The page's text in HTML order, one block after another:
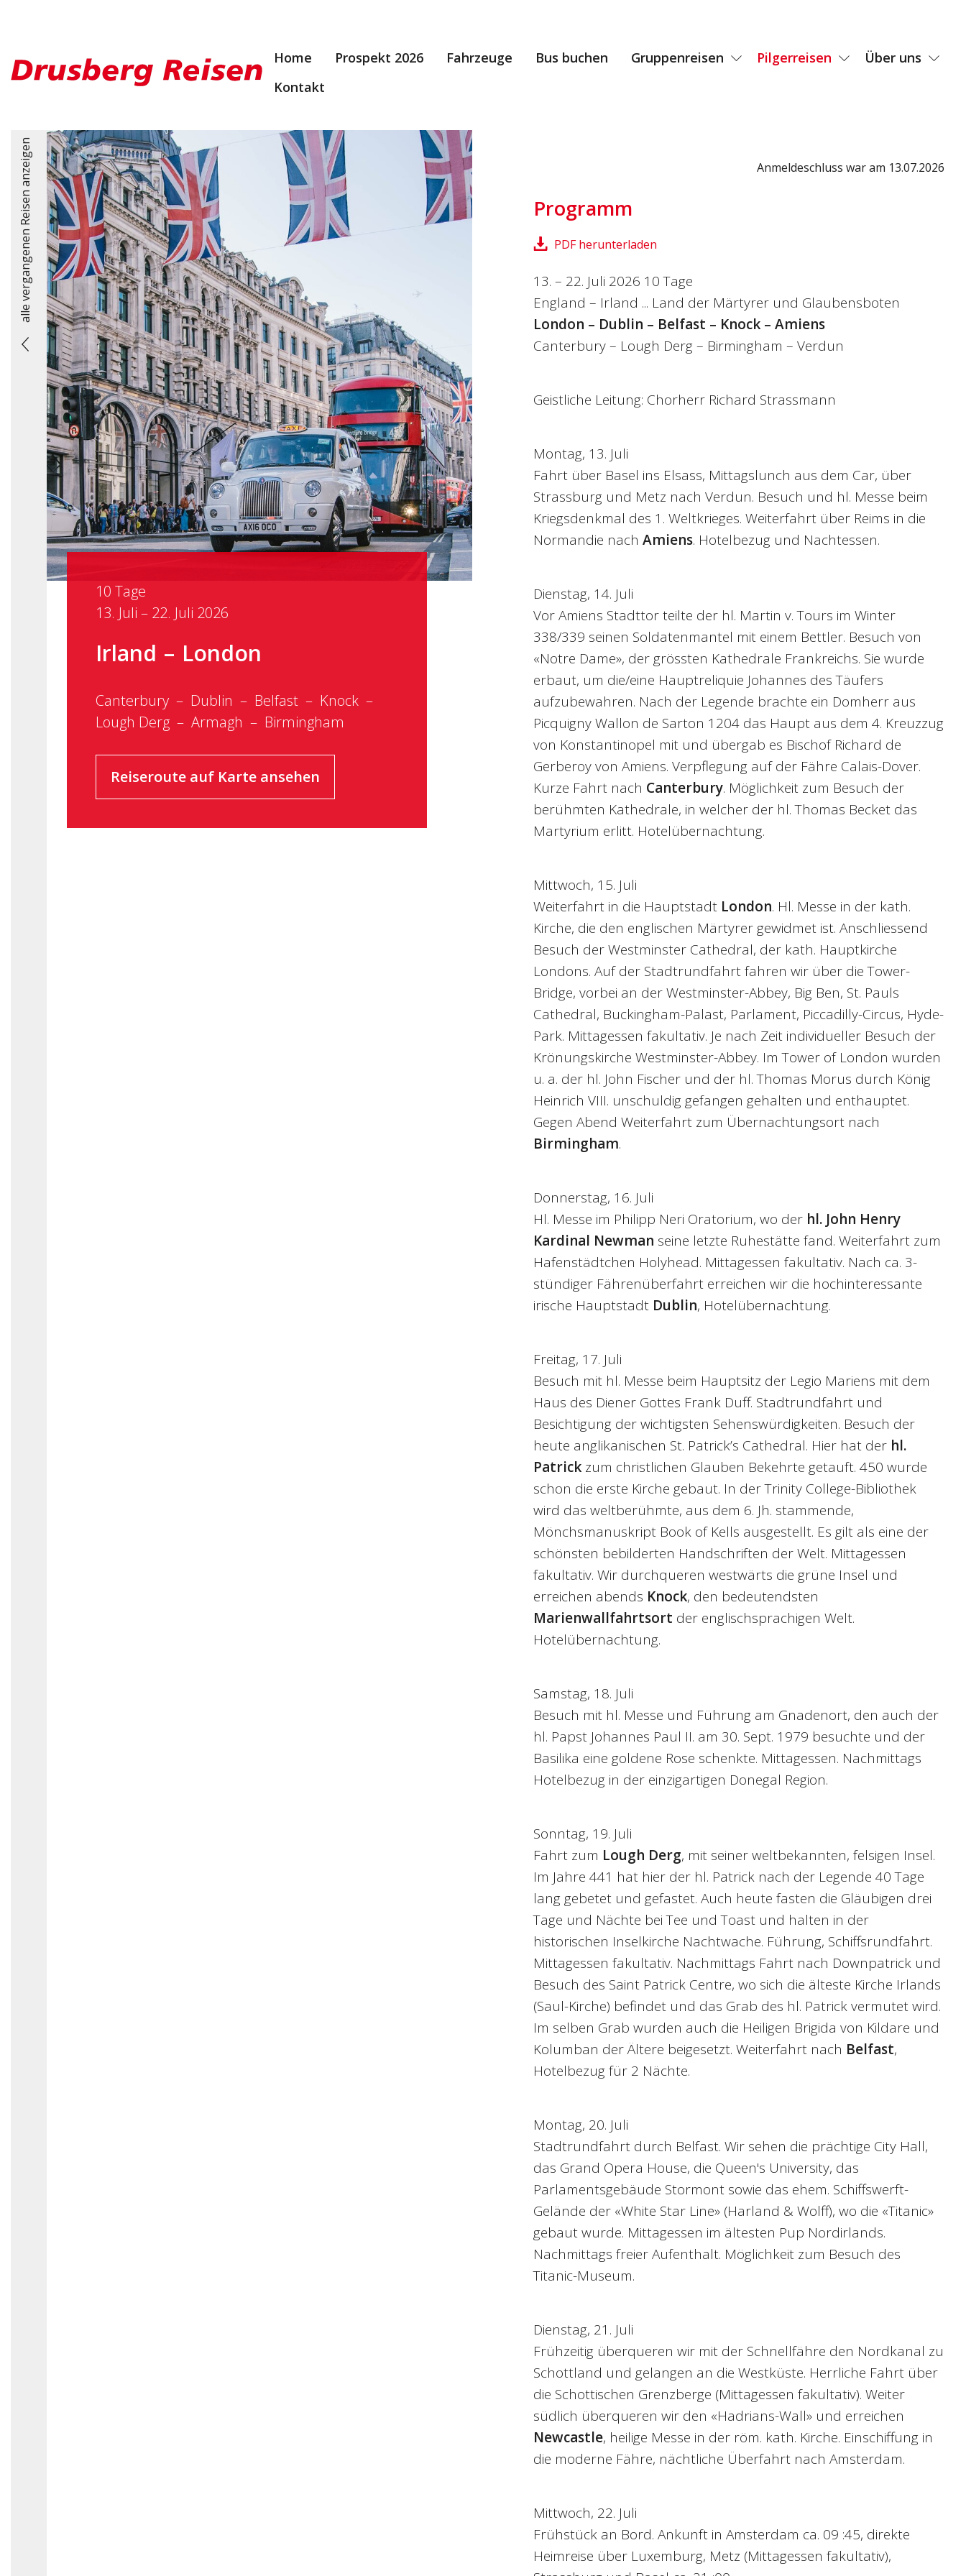
Home Prospekt 2026 Fahrzeuge Bus buchen Gruppenreisen Pilgerreisen
Über uns
Kontakt
alle vergangenen Reisen anzeigen
10 Tage
13. Juli – 22. Juli 2026
Irland London
Canterbury Dublin Belfast
Knock
Lough Derg
Armagh Birmingham
Reiseroute auf Karte ansehen
Anmeldeschluss war am 13.07.2026
Programm
PDF herunterladen
13. – 22. Juli 2026 10 Tage
England – Irland ... Land der Märtyrer und Glaubensboten
London – Dublin – Belfast – Knock – Amiens
Canterbury – Lough Derg – Birmingham – Verdun
Geistliche Leitung: Chorherr Richard Strassmann
Montag, 13. Juli
Fahrt über Basel ins Elsass, Mittagslunch aus dem Car, über
Strassburg und Metz nach Verdun. Besuch und hl. Messe beim
Kriegsdenkmal des 1. Weltkrieges. Weiterfahrt über Reims in die
Normandie nach Amiens. Hotelbezug und Nachtessen.
Dienstag, 14. Juli
Vor Amiens Stadttor teilte der hl. Martin v. Tours im Winter
338/339 seinen Soldatenmantel mit einem Bettler. Besuch von
«Notre Dame», der grössten Kathedrale Frankreichs. Sie wurde
erbaut, um die/eine Hauptreliquie Johannes des Täufers
aufzubewahren. Nach der Legende brachte ein Domherr aus
Picquigny Wallon de Sarton 1204 das Haupt aus dem 4. Kreuzzug
von Konstantinopel mit und übergab es Bischof Richard de
Gerberoy von Amiens. Verpflegung auf der Fähre Calais-Dover.
Kurze Fahrt nach Canterbury. Möglichkeit zum Besuch der
berühmten Kathedrale, in welcher der hl. Thomas Becket das
Martyrium erlitt. Hotelübernachtung.
Mittwoch, 15. Juli
Weiterfahrt in die Hauptstadt London. Hl. Messe in der kath.
Kirche, die den englischen Märtyrer gewidmet ist. Anschliessend
Besuch der Westminster Cathedral, der kath. Hauptkirche
Londons. Auf der Stadtrundfahrt fahren wir über die Tower-
Bridge, vorbei an der Westminster-Abbey, Big Ben, St. Pauls
Cathedral, Buckingham-Palast, Parlament, Piccadilly-Circus, Hyde-
Park. Mittagessen fakultativ. Je nach Zeit individueller Besuch der
Krönungskirche Westminster-Abbey. Im Tower of London wurden
u. a. der hl. John Fischer und der hl. Thomas Morus durch König
Heinrich VIII. unschuldig gefangen gehalten und enthauptet.
Gegen Abend Weiterfahrt zum Übernachtungsort nach
Birmingham.
Donnerstag, 16. Juli
Hl. Messe im Philipp Neri Oratorium, wo der hl. John Henry
Kardinal Newman seine letzte Ruhestätte fand. Weiterfahrt zum
Hafenstädtchen Holyhead. Mittagessen fakultativ. Nach ca. 3-
stündiger Fährenüberfahrt erreichen wir die hochinteressante
irische Hauptstadt Dublin, Hotelübernachtung.
Freitag, 17. Juli
Besuch mit hl. Messe beim Hauptsitz der Legio Mariens mit dem
Haus des Diener Gottes Frank Duff. Stadtrundfahrt und
Besichtigung der wichtigsten Sehenswürdigkeiten. Besuch der
heute anglikanischen St. Patrick’s Cathedral. Hier hat der hl.
Patrickzum christlichen Glauben Bekehrte getauft. 450 wurde
schon die erste Kirche gebaut. In der Trinity College-Bibliothek
wird das weltberühmte, aus dem 6. Jh. stammende,
Mönchsmanuskript Book of Kells ausgestellt. Es gilt als eine der
schönsten bebilderten Handschriften der Welt. Mittagessen
fakultativ. Wir durchqueren westwärts die grüne Insel und
erreichen abends Knock, den bedeutendsten
Marienwallfahrtsort der englischsprachigen Welt.
Hotelübernachtung.
Samstag, 18. Juli
Besuch mit hl. Messe und Führung am Gnadenort, den auch der
hl. Papst Johannes Paul II. am 30. Sept. 1979 besuchte und der
Basilika eine goldene Rose schenkte. Mittagessen. Nachmittags
Hotelbezug in der einzigartigen Donegal Region.
Sonntag, 19. Juli
Fahrt zum Lough Derg, mit seiner weltbekannten, felsigen Insel.
Im Jahre 441 hat hier der hl. Patrick nach der Legende 40 Tage
lang gebetet und gefastet. Auch heute fasten die Gläubigen drei
Tage und Nächte bei Tee und Toast und halten in der
historischen Inselkirche Nachtwache. Führung, Schiffsrundfahrt.
Mittagessen fakultativ. Nachmittags Fahrt nach Downpatrick und
Besuch des Saint Patrick Centre, wo sich die älteste Kirche Irlands
(Saul-Kirche) befindet und das Grab des hl. Patrick vermutet wird.
Im selben Grab wurden auch die Heiligen Brigida von Kildare und
Kolumban der Ältere beigesetzt. Weiterfahrt nach Belfast,
Hotelbezug für 2 Nächte.
Montag, 20. Juli
Stadtrundfahrt durch Belfast. Wir sehen die prächtige City Hall,
das Grand Opera House, die Queen's University, das
Parlamentsgebäude Stormont sowie das ehem. Schiffswerft-
Gelände der «White Star Line» (Harland & Wolff), wo die «Titanic»
gebaut wurde. Mittagessen im ältesten Pup Nordirlands.
Nachmittags freier Aufenthalt. Möglichkeit zum Besuch des
Titanic-Museum.
Dienstag, 21. Juli
Frühzeitig überqueren wir mit der Schnellfähre den Nordkanal zu
Schottland und gelangen an die Westküste. Herrliche Fahrt über
die Schottischen Grenzberge (Mittagessen fakultativ). Weiter
südlich überqueren wir den «Hadrians-Wall» und erreichen
Newcastle, heilige Messe in der röm. kath. Kirche. Einschiffung in
die moderne Fähre, nächtliche Überfahrt nach Amsterdam.
Mittwoch, 22. Juli
Frühstück an Bord. Ankunft in Amsterdam ca. 09 :45, direkte
Heimreise über Luxemburg, Metz (Mittagessen fakultativ),